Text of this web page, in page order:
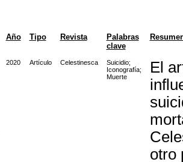
Año Tipo Revista
Palabras
clave
2020 Artículo Celestinesca Suicidio;
Iconografía;
Muerte
El
otro